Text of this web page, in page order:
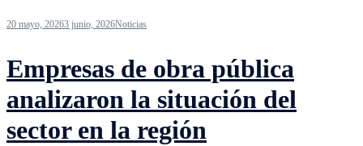
20 mayo, 20263 junio, 2026Noticias
Empresas de obra pública
analizaron la situación del
sector en la región